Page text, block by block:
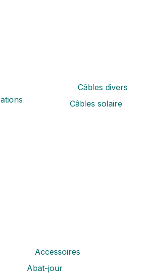
Câbles divers
Câbles solaire
Accessoires
Abat-jour